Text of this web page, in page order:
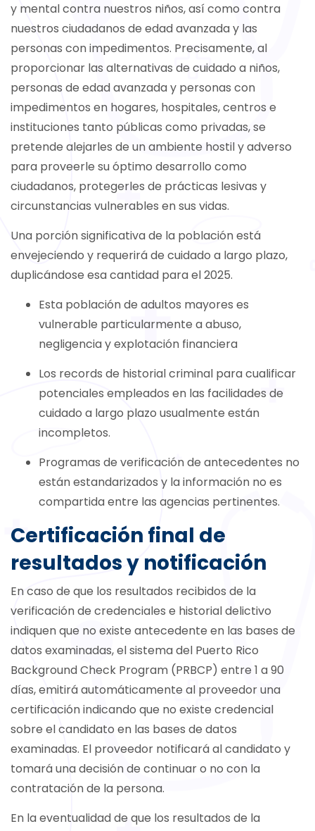
y mental contra nuestros niños, así como contra
nuestros ciudadanos de edad avanzada y las
personas con impedimentos. Precisamente, al
proporcionar las alternativas de cuidado a niños,
personas de edad avanzada y personas con
impedimentos en hogares, hospitales, centros e
instituciones tanto públicas como privadas, se
pretende alejarles de un ambiente hostil y adverso
para proveerle su óptimo desarrollo como
ciudadanos, protegerles de prácticas lesivas y
circunstancias vulnerables en sus vidas.
Una porción significativa de la población está
envejeciendo y requerirá de cuidado a largo plazo,
duplicándose esa cantidad para el 2025.
Esta población de adultos mayores es
vulnerable particularmente a abuso,
negligencia y explotación financiera
Los records de historial criminal para cualificar
potenciales empleados en las facilidades de
cuidado a largo plazo usualmente están
incompletos.
Programas de verificación de antecedentes no
están estandarizados y la información no es
compartida entre las agencias pertinentes.
Certificación final de
resultados y notificación
En caso de que los resultados recibidos de la
verificación de credenciales e historial delictivo
indiquen que no existe antecedente en las bases de
datos examinadas, el sistema del Puerto Rico
Background Check Program (PRBCP) entre 1 a 90
días, emitirá automáticamente al proveedor una
certificación indicando que no existe credencial
sobre el candidato en las bases de datos
examinadas. El proveedor notificará al candidato y
tomará una decisión de continuar o no con la
contratación de la persona.
En la eventualidad de que los resultados de la